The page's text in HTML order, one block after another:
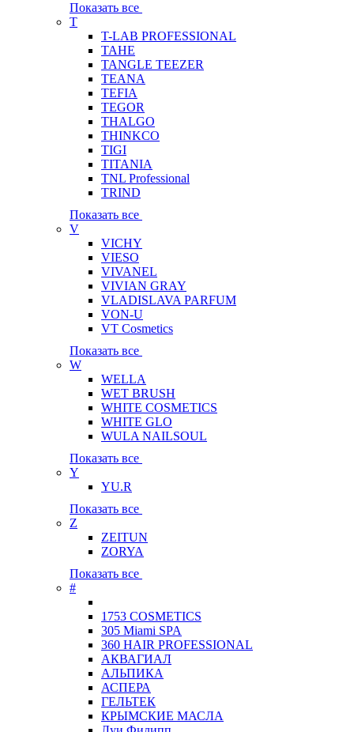
Показать все
T
T-LAB PROFESSIONAL
TAHE
TANGLE TEEZER
TEANA
TEFIA
TEGOR
THALGO
THINKCO
TIGI
TITANIA
TNL Professional
TRIND
Показать все
V
VICHY
VIESO
VIVANEL
VIVIAN GRAY
VLADISLAVA PARFUM
VON-U
VT Cosmetics
Показать все
W
WELLA
WET BRUSH
WHITE COSMETICS
WHITE GLO
WULA NAILSOUL
Показать все
Y
YU.R
Показать все
Z
ZEITUN
ZORYA
Показать все
#
1753 COSMETICS
305 Miami SPA
360 HAIR PROFESSIONAL
АКВАГИАЛ
АЛЬПИКА
АСПЕРА
ГЕЛЬТЕК
КРЫМСКИЕ МАСЛА